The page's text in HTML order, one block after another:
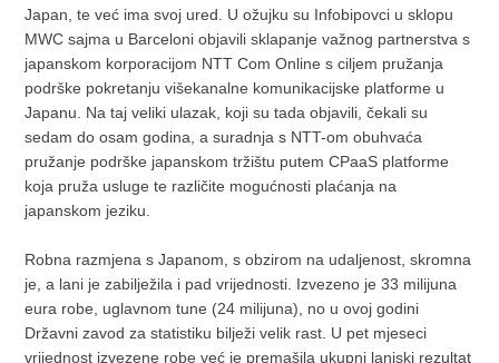
Japan, te već ima svoj ured. U ožujku su Infobipovci u sklopu
MWC sajma u Barceloni objavili sklapanje važnog partnerstva s
japanskom korporacijom NTT Com Online s ciljem pružanja
podrške pokretanju višekanalne komunikacijske platforme u
Japanu. Na taj veliki ulazak, koji su tada objavili, čekali su
sedam do osam godina, a suradnja s NTT-om obuhvaća
pružanje podrške japanskom tržištu putem CPaaS platforme
koja pruža usluge te različite mogućnosti plaćanja na
japanskom jeziku.
Robna razmjena s Japanom, s obzirom na udaljenost, skromna
je, a lani je zabilježila i pad vrijednosti. Izvezeno je 33 milijuna
eura robe, uglavnom tune (24 milijuna), no u ovoj godini
Državni zavod za statistiku bilježi velik rast. U pet mjeseci
vrijednost izvezene robe već je premašila ukupni lanjski rezultat